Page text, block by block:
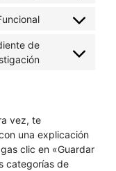
de
vez, te
una explicación
clic en «Guardar
categorías de